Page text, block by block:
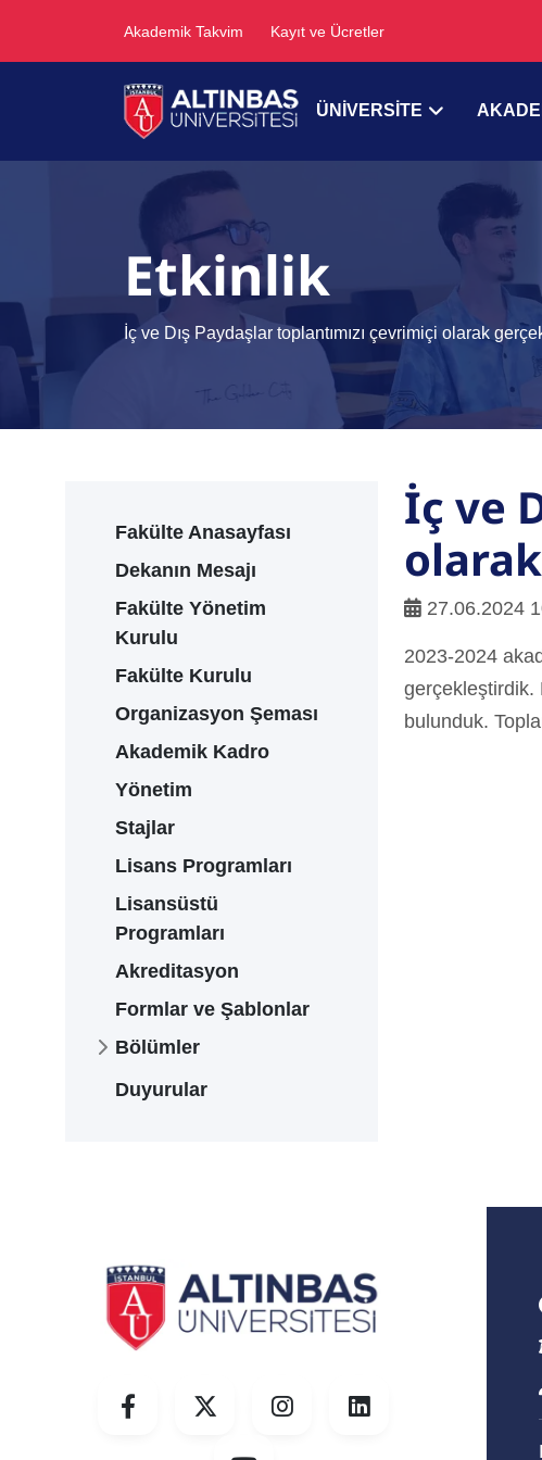
Akademik Takvim Kayıt ve Ücretler
ÜNİVERSİTE
Etkinlik
İç ve Dış Paydaşlar toplantımızı çevrimiçi olarak
Fakülte Anasayfası
Dekanın Mesajı
Fakülte Yönetim
Kurulu
Fakülte Kurulu
Organizasyon Şeması
Akademik Kadro
Yönetim
Stajlar
Lisans Programları
Lisansüstü
Programları
Akreditasyon
Formlar ve Şablonlar
Bölümler
Duyurular
İç ve
27.06.2024
2023-2024
gerçekleştirdik.
bulunduk.